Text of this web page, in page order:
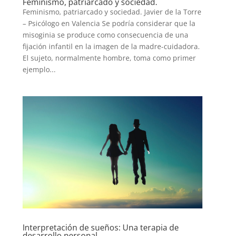
Feminismo, patriarcado y sociedad. Javier de la Torre
– Psicólogo en Valencia Se podría considerar que la
misoginia se produce como consecuencia de una
fijación infantil en la imagen de la madre-cuidadora.
El sujeto, normalmente hombre, toma como primer
ejemplo...
Interpretación de sueños: Una terapia de